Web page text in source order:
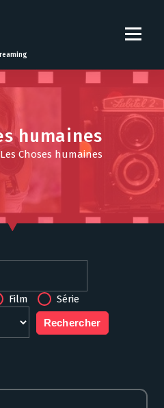
humaines
Les Choses humaines
Film Série